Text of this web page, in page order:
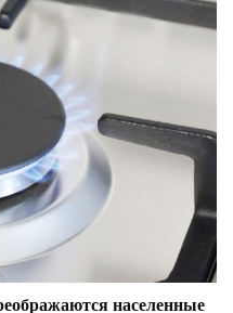
населенные